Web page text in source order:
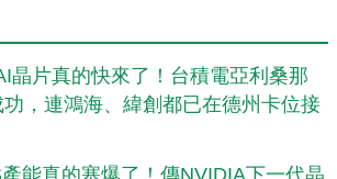
晶片真的快來了！台積電亞利桑那
，連鴻海、緯創都已在德州卡位接